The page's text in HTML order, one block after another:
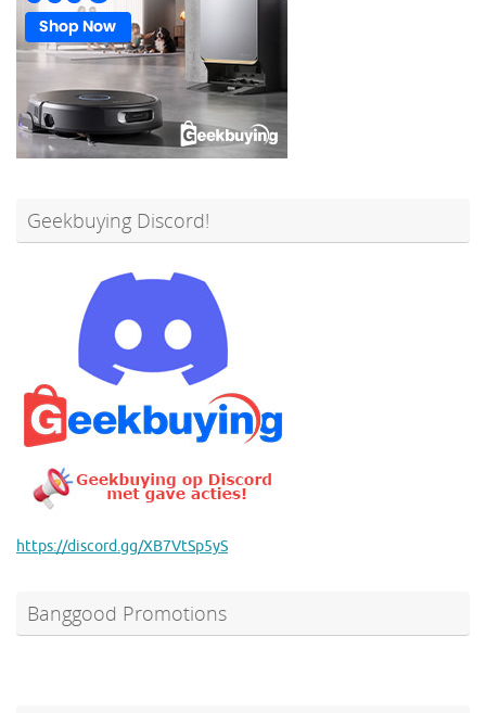
Geekbuying Discord!
https://discord.gg/XB7VtSp5yS
Banggood Promotions